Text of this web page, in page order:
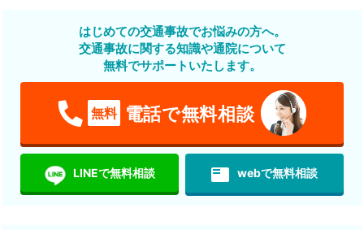
はじめての交通事故でお悩みの方へ。
交通事故に関する知識や通院について
無料でサポートいたします。
無料 電話で無料相談
LINEで無料相談 featured_play_list webで無料相談